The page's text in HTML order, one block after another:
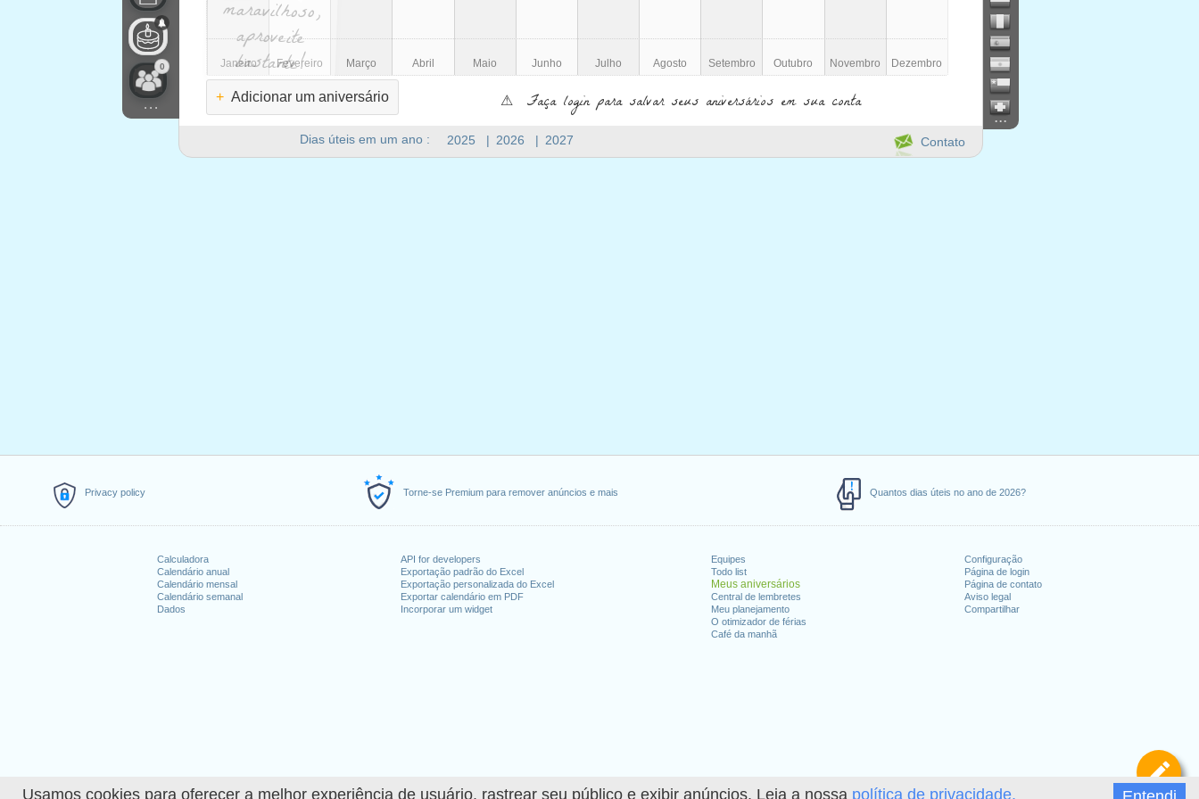
Usamos cookies para oferecer a melhor experiência de usuário, rastrear seu público e exibir anúncios. Leia a nossa política de privacidade.
Privacy policy Torne-se Premium para remover anúncios e mais Quantos dias úteis no ano de 2026?
Calculadora
Calendário anual
Calendário mensal
Calendário semanal
Dados
API for developers
Exportação padrão do Excel
Exportação personalizada do Excel
Exportar calendário em PDF
Incorporar um widget
Equipes
Todo list
Meus aniversários
Central de lembretes
Meu planejamento
O otimizador de férias
Café da manhã
Configuração
Página de login
Página de contato
Aviso legal
Compartilhar
0
...
Dias úteis em um ano : 2025 | 2026 | 2027
...
Contato
bastante!
Janeiro Fevereiro Março Abril Maio Junho Julho Agosto Setembro Outubro Novembro Dezembro
+ Adicionar um aniversário ⚠ Faça login para salvar seus aniversários em sua conta